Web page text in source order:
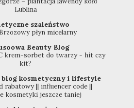
Lublina
szaleństwo
płyn micelarny
Beauty Blog
krem-sorbet do twarzy - hit czy
kit?
blog kosmetyczny i lifestyle
rabatowy || influencer code ||
kosmetyki jeszcze taniej